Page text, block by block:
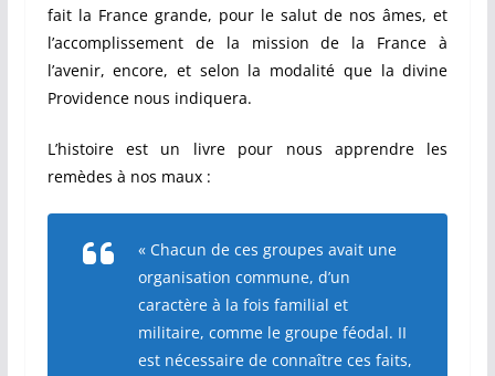
fait la France grande, pour le salut de nos âmes, et
l’accomplissement de la mission de la France à
l’avenir, encore, et selon la modalité que la divine
Providence nous indiquera.
L’histoire est un livre pour nous apprendre les
remèdes à nos maux :
« Chacun de ces groupes avait une
organisation commune, d’un
caractère à la fois familial et
militaire, comme le groupe féodal. II
est nécessaire de connaître ces faits,